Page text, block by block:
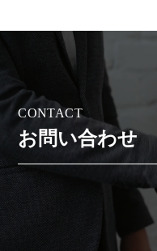
CONTACT
お問い合わせ